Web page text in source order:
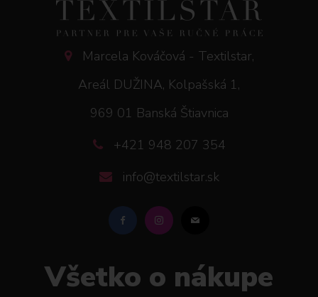
Marcela Kováčová - Textilstar,
Areál DUŽINA, Kolpašská 1,
969 01 Banská Štiavnica
+421 948 207 354
info@textilstar.sk
Všetko o nákupe